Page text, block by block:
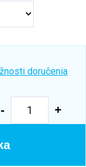
doručenia